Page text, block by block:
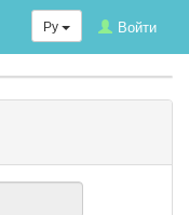
Ру Войти